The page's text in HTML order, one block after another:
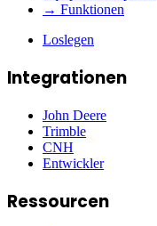
→ Funktionen
Loslegen
Integrationen
John Deere
Trimble
CNH
Entwickler
Ressourcen